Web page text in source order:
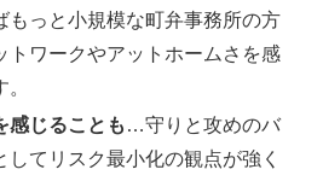
もっと小規模な町弁事務所の方
トワークやアットホームさを感
感じることも …守りと攻めのバ
してリスク最小化の観点が強く